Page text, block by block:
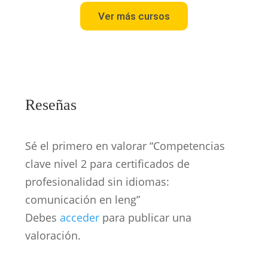
Ver más cursos
Reseñas
Sé el primero en valorar “Competencias
clave nivel 2 para certificados de
profesionalidad sin idiomas:
comunicación en leng”
Debes acceder para publicar una
valoración.